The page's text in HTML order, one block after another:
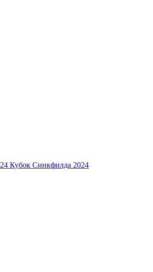
Кубок Синкфилда 2024